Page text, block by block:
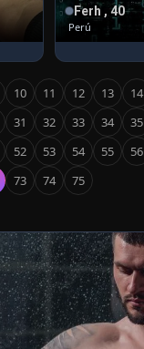
Ferh , 40
Perú
10 11 12 13 14
31 32 33 34 35
52 53 54 55 56
73 74 75